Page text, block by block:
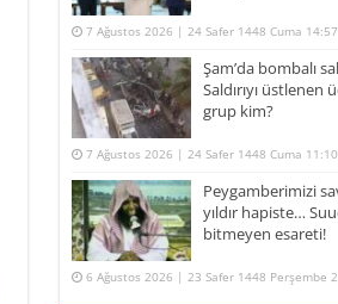
7 Ağustos 2026 | 24 Safer 1448 Cuma 14:57
Şam’da bombalı
Saldırıyı üstlenen
grup kim?
7 Ağustos 2026 | 24 Safer 1448 Cuma 11:10
Peygamberimizi
yıldır hapiste…
bitmeyen esareti!
6 Ağustos 2026 | 23 Safer 1448 Perşembe